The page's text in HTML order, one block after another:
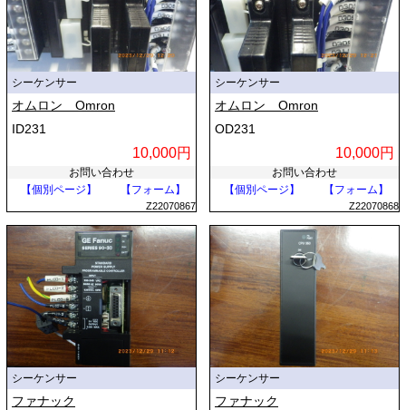
シーケンサー
オムロン Omron
ID231
10,000円
お問い合わせ
【個別ページ】
【フォーム】
Z22070867
シーケンサー
オムロン Omron
OD231
10,000円
お問い合わせ
【個別ページ】
【フォーム】
Z22070868
シーケンサー
ファナック
シーケンサー
ファナック